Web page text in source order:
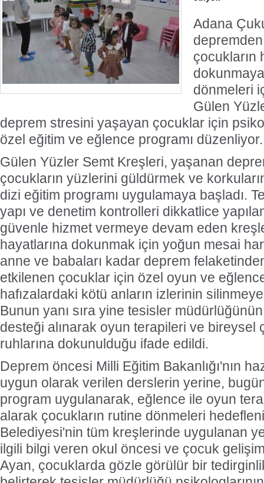
Adana
çocukların
dönmeleri
Gülen
deprem stresini yaşayan çocuklar için
özel eğitim ve eğlence programı düzenliyor.
Gülen Yüzler Semt Kreşleri, yaşanan
çocukların yüzlerini güldürmek ve
dizi eğitim programı uygulamaya başladı.
yapı ve denetim kontrolleri dikkatlice
güvenle hizmet vermeye devam eden
hayatlarına dokunmak için yoğun mesai
anne ve babaları kadar deprem
etkilenen çocuklar için özel oyun ve
hafızalardaki kötü anların izlerinin silinmeye
Bunun yanı sıra yine tesisler
desteği alınarak oyun terapileri ve bireysel
ruhlarına dokunulduğu ifade edildi.
Deprem öncesi Milli Eğitim Bakanlığı'nın
uygun olarak verilen derslerin yerine,
program uygulanarak, eğlence ile oyun
alarak çocukların rutine dönmeleri
Belediyesi'nin tüm kreşlerinde uygulanan
ilgili bilgi veren okul öncesi ve çocuk
Ayan, çocuklarda gözle görülür bir